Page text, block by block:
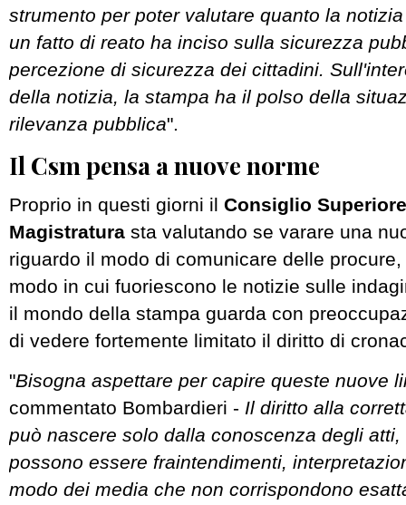
strumento per poter valutare quanto la
un fatto di reato ha inciso sulla sicurezza
percezione di sicurezza dei cittadini.
della notizia, la stampa ha il polso della
rilevanza pubblica".
Il Csm pensa a nuove norme
Proprio in questi giorni il Consiglio
Magistratura sta valutando se varare una
riguardo il modo di comunicare delle
modo in cui fuoriescono le notizie sulle
il mondo della stampa guarda con
di vedere fortemente limitato il diritto di
"Bisogna aspettare per capire queste nuove
commentato Bombardieri - Il diritto alla
può nascere solo dalla conoscenza degli
possono essere fraintendimenti,
modo dei media che non corrispondono